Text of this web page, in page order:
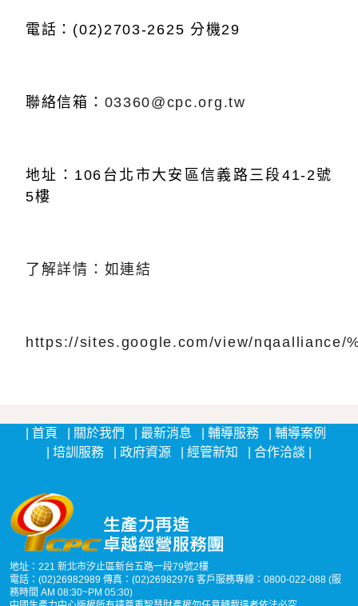
電話： (02)2703-2625 分機29
聯絡信箱： 03360@cpc.org.tw
地址：106台北市大安區信義路三段41-2號
5樓
了解詳情：如連結
https://sites.google.com/view/nqaalliance/
:::
首頁 關於我們 最新消息 輔導服務
輔導案例
培訓服務
政府資源 經管新知 合作洽談
地址：221 新北市汐止區新台五路一段79號2樓
電話：(02)26982989 傳真：(02)26982976 客戶服務專線：0800-022-088 (服
務時間 AM 08:30~PM 05:30)